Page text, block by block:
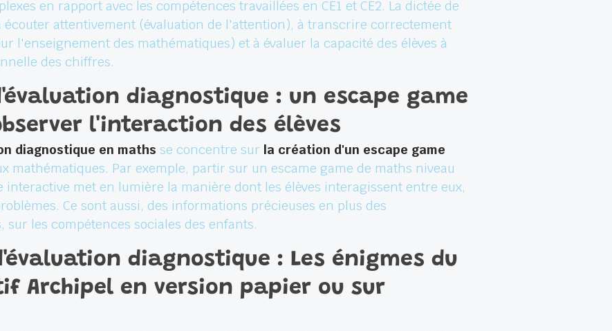
en rapport avec les compétences travaillées en CE1 et CE2. La dictée de
attentivement (évaluation de l'attention), à transcrire correctement
l'enseignement des mathématiques) et à évaluer la capacité des élèves à
des chiffres.
diagnostique : un escape game
l'interaction des élèves
diagnostique en maths se concentre sur la création d'un escape game
mathématiques. Par exemple, partir sur un escame game de maths niveau
interactive met en lumière la manière dont les élèves interagissent entre eux,
Ce sont aussi, des informations précieuses en plus des
les compétences sociales des enfants.
diagnostique : Les énigmes du
Archipel en version papier ou sur